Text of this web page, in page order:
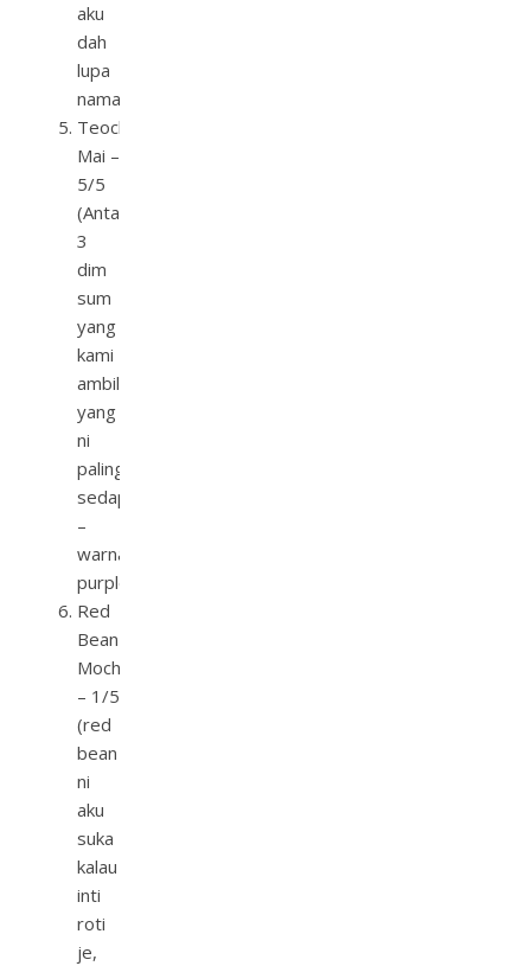
aku
dah
lupa
nama)
Teochew
Mai –
5/5
(Antara
3
dim
sum
yang
kami
ambil,
yang
ni
paling
sedap
–
warna
purple.)
Red
Bean
Mochi
– 1/5
(red
bean
ni
aku
suka
kalau
inti
roti
je,